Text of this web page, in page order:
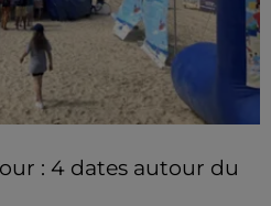
: 4 dates autour du